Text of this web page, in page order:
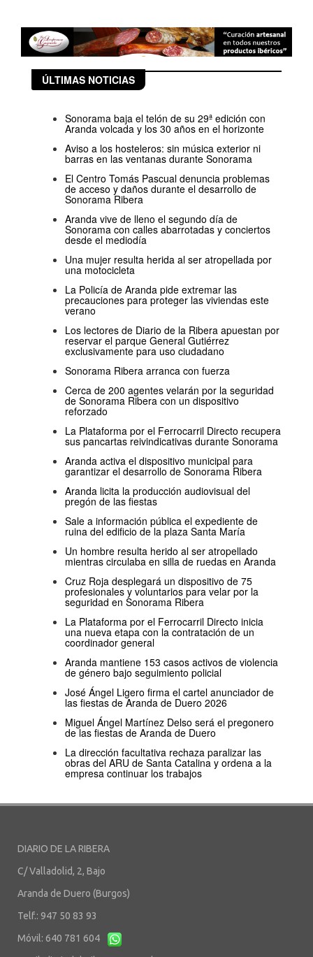
ÚLTIMAS NOTICIAS
Sonorama baja el telón de su 29ª edición con
Aranda volcada y los 30 años en el horizonte
Aviso a los hosteleros: sin música exterior ni
barras en las ventanas durante Sonorama
El Centro Tomás Pascual denuncia problemas
de acceso y daños durante el desarrollo de
Sonorama Ribera
Aranda vive de lleno el segundo día de
Sonorama con calles abarrotadas y conciertos
desde el mediodía
Una mujer resulta herida al ser atropellada por
una motocicleta
La Policía de Aranda pide extremar las
precauciones para proteger las viviendas este
verano
Los lectores de Diario de la Ribera apuestan por
reservar el parque General Gutiérrez
exclusivamente para uso ciudadano
Sonorama Ribera arranca con fuerza
Cerca de 200 agentes velarán por la seguridad
de Sonorama Ribera con un dispositivo
reforzado
La Plataforma por el Ferrocarril Directo recupera
sus pancartas reivindicativas durante Sonorama
Aranda activa el dispositivo municipal para
garantizar el desarrollo de Sonorama Ribera
Aranda licita la producción audiovisual del
pregón de las fiestas
Sale a información pública el expediente de
ruina del edificio de la plaza Santa María
Un hombre resulta herido al ser atropellado
mientras circulaba en silla de ruedas en Aranda
Cruz Roja desplegará un dispositivo de 75
profesionales y voluntarios para velar por la
seguridad en Sonorama Ribera
La Plataforma por el Ferrocarril Directo inicia
una nueva etapa con la contratación de un
coordinador general
Aranda mantiene 153 casos activos de violencia
de género bajo seguimiento policial
José Ángel Ligero firma el cartel anunciador de
las fiestas de Aranda de Duero 2026
Miguel Ángel Martínez Delso será el pregonero
de las fiestas de Aranda de Duero
La dirección facultativa rechaza paralizar las
obras del ARU de Santa Catalina y ordena a la
empresa continuar los trabajos
DIARIO DE LA RIBERA
C/ Valladolid, 2, Bajo
Aranda de Duero (Burgos)
Telf.: 947 50 83 93
Móvil: 640 781 604